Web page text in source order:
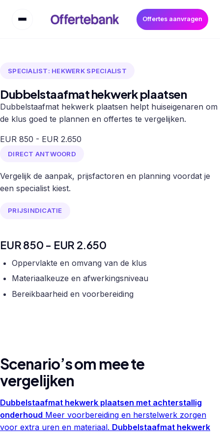
Offertes aanvragen
SPECIALIST: HEKWERK SPECIALIST
Dubbelstaafmat hekwerk plaatsen
Dubbelstaafmat hekwerk plaatsen helpt huiseigenaren om
de klus goed te plannen en offertes te vergelijken.
EUR 850 - EUR 2.650
DIRECT ANTWOORD
Vergelijk de aanpak, prijsfactoren en planning voordat je
een specialist kiest.
PRIJSINDICATIE
EUR 850 - EUR 2.650
Oppervlakte en omvang van de klus
Materiaalkeuze en afwerkingsniveau
Bereikbaarheid en voorbereiding
Scenario’s om mee te
vergelijken
Dubbelstaafmat hekwerk plaatsen met achterstallig
onderhoud Meer voorbereiding en herstelwerk zorgen
voor extra uren en materiaal. Dubbelstaafmat hekwerk